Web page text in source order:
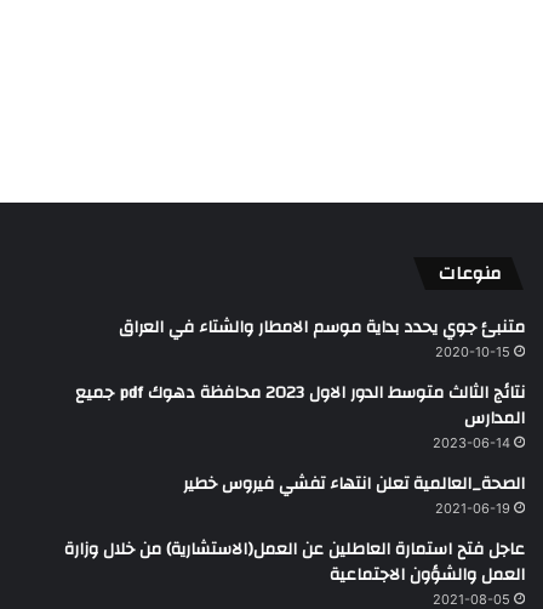
منوعات
متنبئ جوي يحدد بداية موسم الامطار والشتاء في العراق
2020-10-15
نتائج الثالث متوسط الدور الاول 2023 محافظة دهوك pdf جميع
المدارس
2023-06-14
الصحة_العالمية تعلن انتهاء تفشي فيروس خطير
2021-06-19
عاجل فتح استمارة العاطلين عن العمل(الاستشارية) من خلال وزارة
العمل والشؤون الاجتماعية
2021-08-05